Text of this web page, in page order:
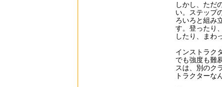
しかし、ただ
い。ステップ
ろいろと組み
す。登ったり
したり、まわ
インストラク
でも強度も難
スは、別のク
トラクターな